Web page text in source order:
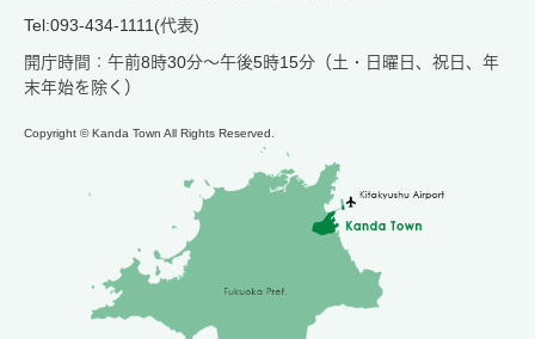
Tel:093-434-1111(代表)
開庁時間：午前8時30分～午後5時15分（土・日曜日、祝日、年
末年始を除く）
Copyright © Kanda Town All Rights Reserved.